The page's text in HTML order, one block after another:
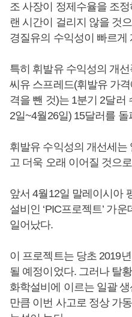
조 사장이 정제수율을 조
랜 시간이 걸리지 않을 것
경질유의 수익성이 빠르게
특히 휘발유 수익성의 개
씨유 스프레드(휘발유 가
격을 뺀 것)는 1분기 2달러
2일~4월26일) 15달러를 돌
휘발유 수익성의 개선세
고 더욱 오래 이어질 것으
앞서 4월12일 말레이시아
설비인 ‘PIC프로젝트’ 가
일어났다.
이 프로젝트는 당초 2019
될 예정이었다. 그러나 탈
화학설비에 이르는 일괄
만큼 이번 사고로 정상 가